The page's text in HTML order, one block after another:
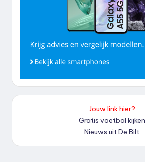
Jouw link hier?
Gratis voetbal kijken
Nieuws uit De Bilt